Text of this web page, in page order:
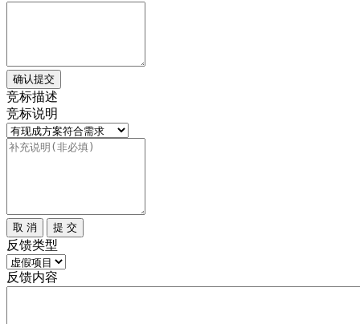
确认提交
竞标描述
竞标说明
取 消 提 交
反馈类型
反馈内容